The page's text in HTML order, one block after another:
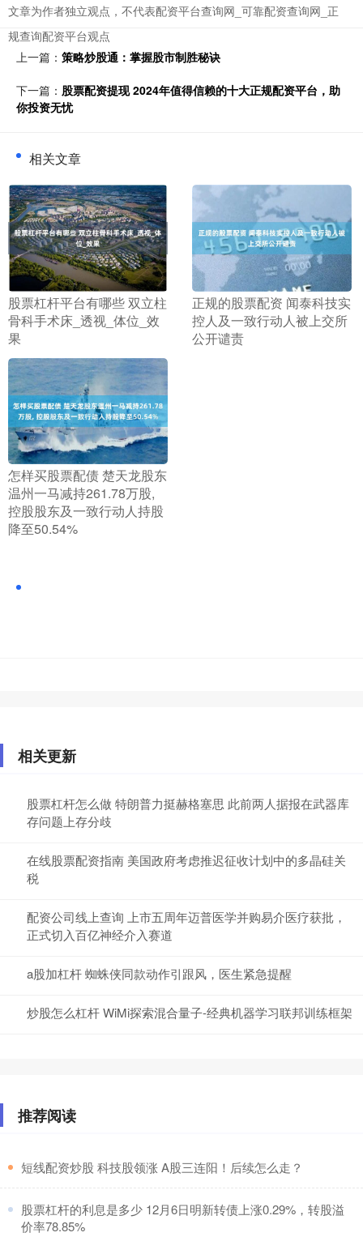
文章为作者独立观点，不代表配资平台查询网_可靠配资查询网_正
规查询配资平台观点
上一篇： 策略炒股通：掌握股市制胜秘诀
下一篇： 股票配资提现 2024年值得信赖的十大正规配资平台，助
你投资无忧
相关文章
​股票杠杆平台有哪些 双立柱
骨科手术床_透视_体位_效
果
​正规的股票配资 闻泰科技实
控人及一致行动人被上交所
公开谴责
​怎样买股票配债 楚天龙股东
温州一马减持261.78万股,
控股股东及一致行动人持股
降至50.54%
相关更新
股票杠杆怎么做 特朗普力挺赫格塞思 此前两人据报在武器库
存问题上存分歧
在线股票配资指南 美国政府考虑推迟征收计划中的多晶硅关
税
配资公司线上查询 上市五周年迈普医学并购易介医疗获批，
正式切入百亿神经介入赛道
a股加杠杆 蜘蛛侠同款动作引跟风，医生紧急提醒
炒股怎么杠杆 WiMi探索混合量子-经典机器学习联邦训练框架
推荐阅读
​短线配资炒股 科技股领涨 A股三连阳！后续怎么走？
​股票杠杆的利息是多少 12月6日明新转债上涨0.29%，转股溢
价率78.85%